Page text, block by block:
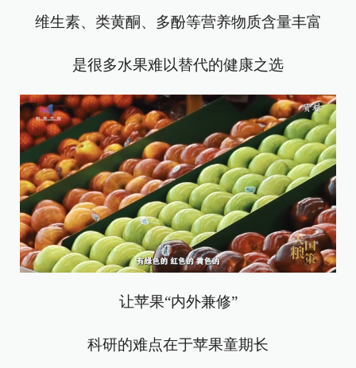
维生素、类黄酮、多酚等营养物质含量丰富
是很多水果难以替代的健康之选
让苹果“内外兼修”
科研的难点在于苹果童期长